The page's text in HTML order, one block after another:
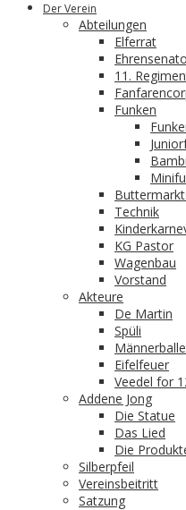
Der Verein
Abteilungen
Elferrat
11.
Funken
Technik
KG Pastor
Wagenbau
Vorstand
Akteure
De Martin
Spüli
Eifelfeuer
Veedel for
Addene Jong
Die Statue
Das Lied
Die
Silberpfeil
Vereinsbeitritt
Satzung